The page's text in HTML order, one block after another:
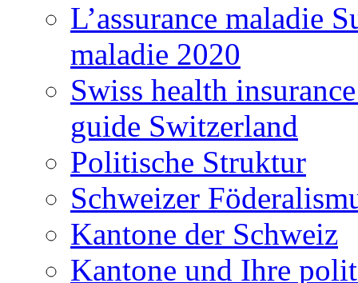
L’assurance maladie
maladie 2020
Swiss health
guide Switzerland
Politische Struktur
Schweizer
Kantone der Schweiz
Kantone und Ihre